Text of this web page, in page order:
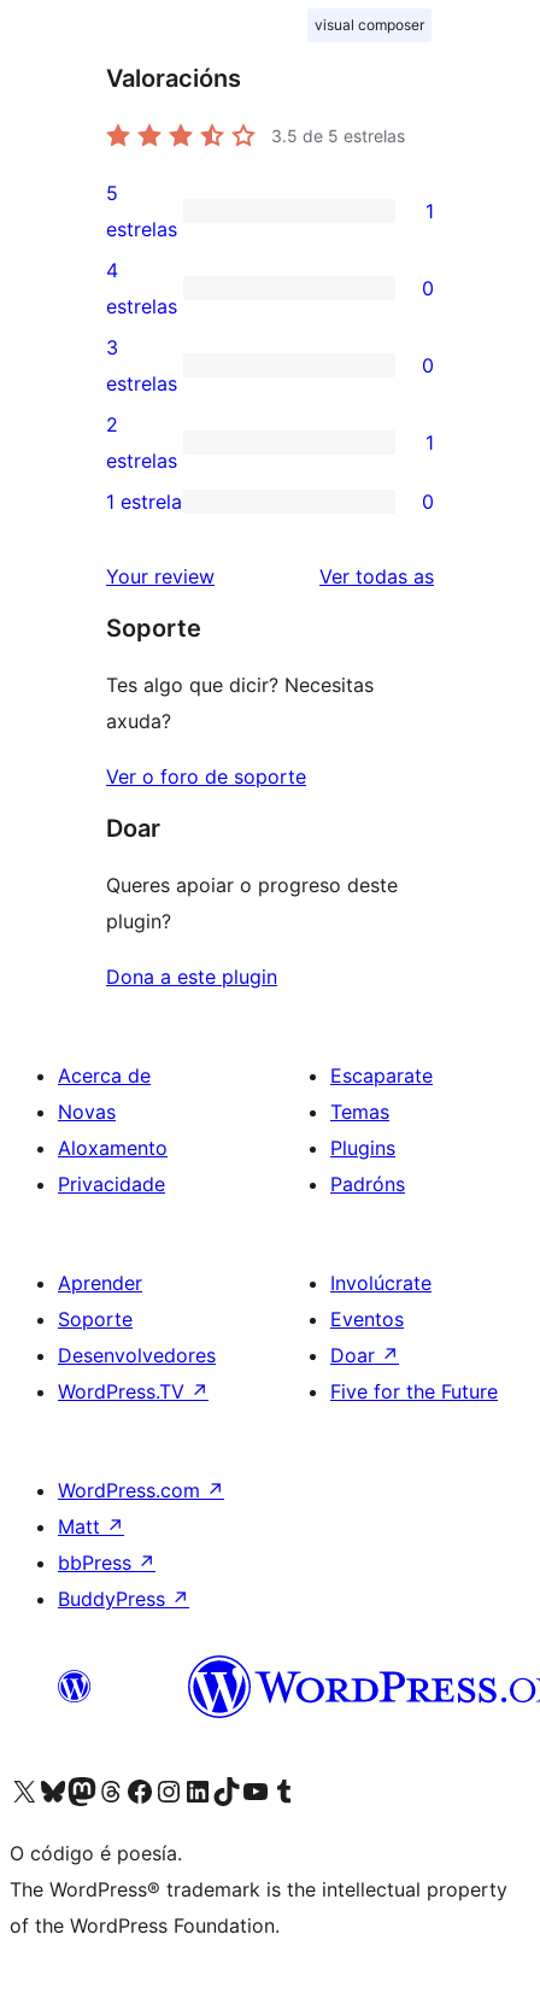
visual composer
Valoracións
3.5 de 5 estrelas
1
valoración
de
5
estrelas
5
estrelas
1
0
valoracións
de
4
estrelas
4
estrelas
0
0
valoracións
de
3
3
estrelas
0
1
valoración
2
2
estrelas
1
de
1
1 estrela 0
Your review Ver todas asvaloracións
Soporte
Tes algo que dicir? Necesitas
axuda?
Ver o foro de soporte
Doar
Queres apoiar o progreso deste
plugin?
Dona a este plugin
Acerca de
Novas
Aloxamento
Privacidade
Escaparate
Temas
Plugins
Padróns
Aprender
Soporte
Desenvolvedores
WordPress.TV ↗
Involúcrate
Eventos
Doar ↗
Five for the Future
WordPress.com ↗
Matt ↗
bbPress ↗
BuddyPress ↗
Visita la cuenta de X (anteriormente Twitter)
Visita a nosa conta de Bluesky
Visita a nosa conta de Mastodon
Visita a nosa conta de Threads
Visita a nosa páxina de Facebook
Visita a nosa conta de Instagram
Visita a nosa conta de LinkedIn
Visita a nosa conta de TikTok
Visita a nosa canle de YouTube
Visita a nosa conta de Tumblr
O código é poesía.
The WordPress® trademark is the intellectual property
of the WordPress Foundation.